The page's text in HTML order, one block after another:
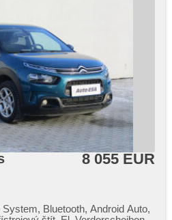
8 055 EUR
Bluetooth, Android Auto,